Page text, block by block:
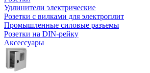
Удлинители электрические
Розетки с вилками для электроплит
Промышленные силовые разъемы
Розетки на DIN-рейку
Аксессуары